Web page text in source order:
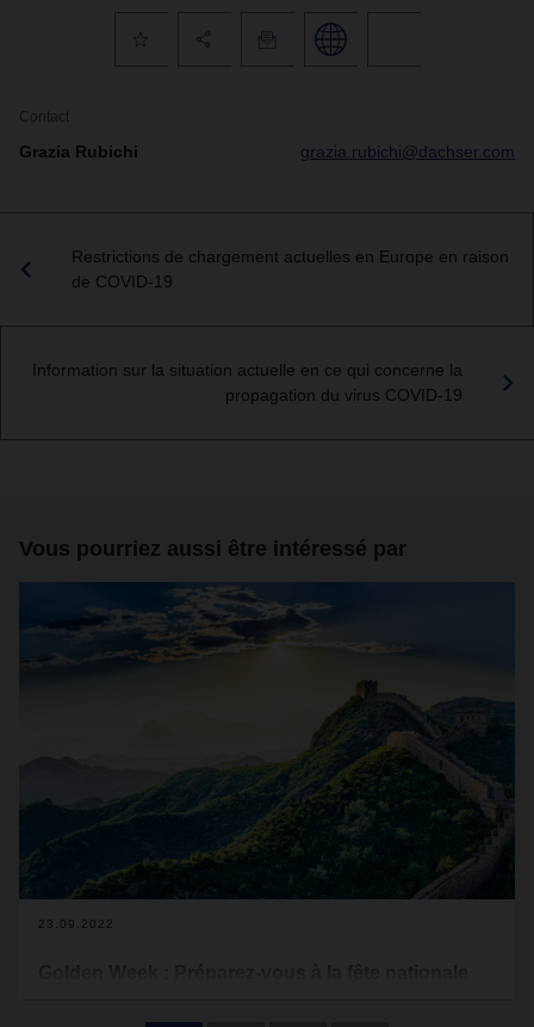
Contact
Grazia Rubichi grazia.rubichi@dachser.com
Restrictions de chargement actuelles en Europe en raison
de COVID-19
Information sur la situation actuelle en ce qui concerne la
propagation du virus COVID-19
Vous pourriez aussi être intéressé par
23.09.2022